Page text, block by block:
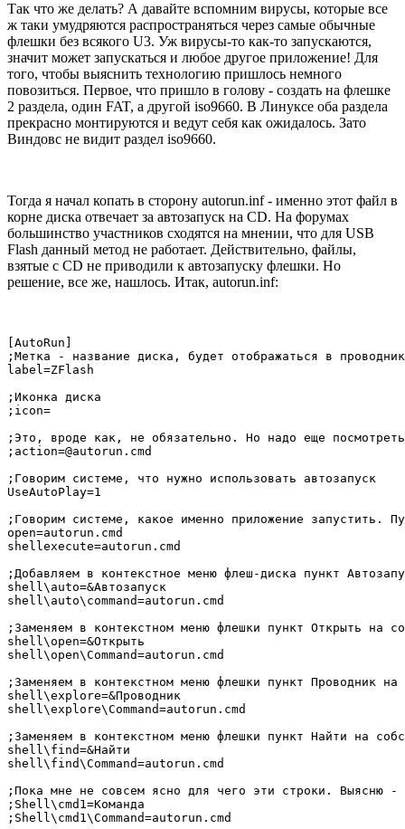
Так что же делать? А давайте вспомним вирусы, которые все
ж таки умудряются распространяться через самые обычные
флешки без всякого U3. Уж вирусы-то как-то запускаются,
значит может запускаться и любое другое приложение! Для
того, чтобы выяснить технологию пришлось немного
повозиться. Первое, что пришло в голову - создать на флешке
2 раздела, один FAT, а другой iso9660. В Линуксе оба раздела
прекрасно монтируются и ведут себя как ожидалось. Зато
Виндовс не видит раздел iso9660.
Тогда я начал копать в сторону autorun.inf - именно этот файл в
корне диска отвечает за автозапуск на CD. На форумах
большинство участников сходятся на мнении, что для USB
Flash данный метод не работает. Действительно, файлы,
взятые с CD не приводили к автозапуску флешки. Но
решение, все же, нашлось. Итак, autorun.inf:
[AutoRun]
;Метка - название диска, будет отображаться в
label=ZFlash
;Иконка диска
;icon=
;Это, вроде как, не обязательно. Но надо еще
;action=@autorun.cmd
;Говорим системе, что нужно использовать автозапуск
UseAutoPlay=1
;Говорим системе, какое именно приложение запустить.
open=autorun.cmd
shellexecute=autorun.cmd
;Добавляем в контекстное меню флеш-диска пункт
shell\auto=&Автозапуск
shell\auto\command=autorun.cmd
;Заменяем в контекстном меню флешки пункт Открыть на
shell\open=&Открыть
shell\open\Command=autorun.cmd
;Заменяем в контекстном меню флешки пункт Проводник
shell\explore=&Проводник
shell\explore\Command=autorun.cmd
;Заменяем в контекстном меню флешки пункт Найти на
shell\find=&Найти
shell\find\Command=autorun.cmd
;Пока мне не совсем ясно для чего эти строки. Выясню -
;Shell\cmd1=Команда
;Shell\cmd1\Command=autorun.cmd